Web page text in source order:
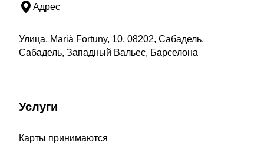
Адрес
Улица, Marià Fortuny, 10, 08202, Сабадель,
Сабадель, Западный Вальес, Барселона
Услуги
Карты принимаются